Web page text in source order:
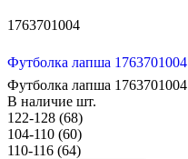
1763701004
Футболка лапша 1763701004
Футболка лапша 1763701004
В наличие шт.
122-128 (68)
104-110 (60)
110-116 (64)